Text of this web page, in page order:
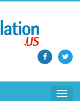
Toggle
Toggle